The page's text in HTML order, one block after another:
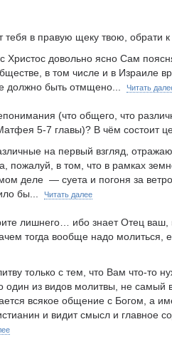
тебя в правую щеку твою, обрати
Христос довольно ясно Сам
в том числе и в Израиле
должно быть отмщено...
Читать
(что общего, что
5-7 главы)? В чём состоит
на первый взгляд,
пожалуй, в том, что в рамках
деле — суета и погоня за
бы...
Читать далее
лишнего… ибо знает Отец
тогда вообще надо молиться,
только с тем, что Вам что-то
один из видов молитвы, не
всякое общение с Богом, а
и видит смысл и главное